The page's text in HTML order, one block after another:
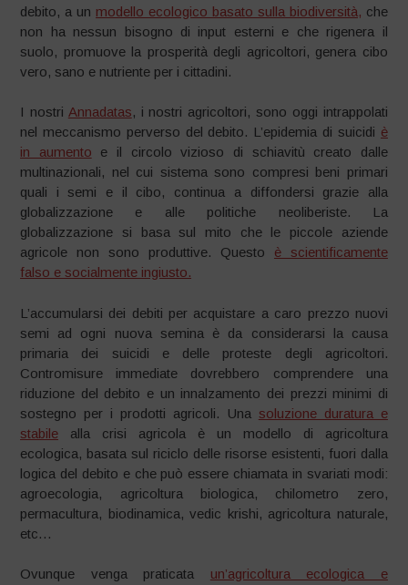
debito, a un modello ecologico basato sulla biodiversità, che
non ha nessun bisogno di input esterni e che rigenera il
suolo, promuove la prosperità degli agricoltori, genera cibo
vero, sano e nutriente per i cittadini.
I nostri Annadatas, i nostri agricoltori, sono oggi intrappolati
nel meccanismo perverso del debito. L’epidemia di suicidi è
in aumento e il circolo vizioso di schiavitù creato dalle
multinazionali, nel cui sistema sono compresi beni primari
quali i semi e il cibo, continua a diffondersi grazie alla
globalizzazione e alle politiche neoliberiste. La
globalizzazione si basa sul mito che le piccole aziende
agricole non sono produttive. Questo è scientificamente
falso e socialmente ingiusto.
L’accumularsi dei debiti per acquistare a caro prezzo nuovi
semi ad ogni nuova semina è da considerarsi la causa
primaria dei suicidi e delle proteste degli agricoltori.
Contromisure immediate dovrebbero comprendere una
riduzione del debito e un innalzamento dei prezzi minimi di
sostegno per i prodotti agricoli. Una soluzione duratura e
stabile alla crisi agricola è un modello di agricoltura
ecologica, basata sul riciclo delle risorse esistenti, fuori dalla
logica del debito e che può essere chiamata in svariati modi:
agroecologia, agricoltura biologica, chilometro zero,
permacultura, biodinamica, vedic krishi, agricoltura naturale,
etc…
Ovunque venga praticata un’agricoltura ecologica e